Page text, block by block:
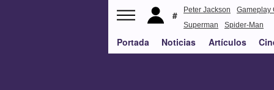
Peter Jackson
Gameplay
Superman
Spider-Man
Portada Noticias Artículos